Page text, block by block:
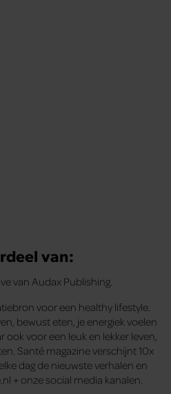
van:
van Audax Publishing.
voor een healthy lifestyle.
bewust eten, je energiek voelen
ook voor een leuk en lekker leven,
Santé magazine verschijnt 10x
dag de nieuwste verhalen en
+ onze social media kanalen.